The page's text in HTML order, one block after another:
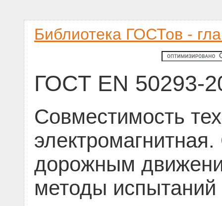
Библиотека ГОСТов -
ГОСТ EN 50293-
Совместимость
дорожным
методы испытаний